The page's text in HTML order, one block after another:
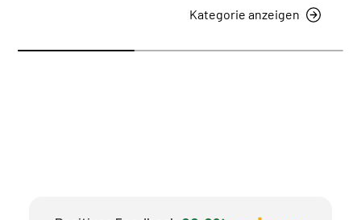
Kategorie anzeigen